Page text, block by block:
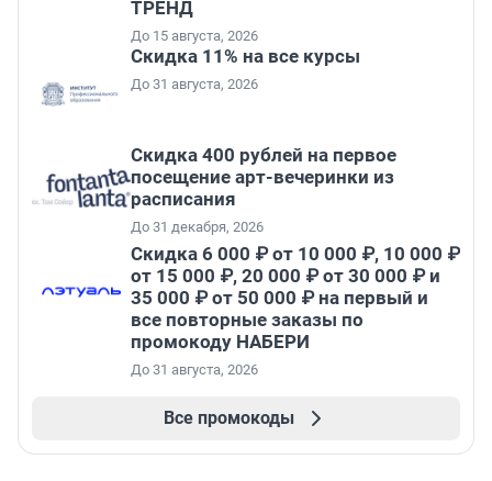
ТРЕНД
До 15 августа, 2026
Скидка 11% на все курсы
До 31 августа, 2026
Cкидка 400 рублей на первое
посещение арт-вечеринки из
расписания
До 31 декабря, 2026
Скидка 6 000 ₽ от 10 000 ₽, 10 000 ₽
от 15 000 ₽, 20 000 ₽ от 30 000 ₽ и
35 000 ₽ от 50 000 ₽ на первый и
все повторные заказы по
промокоду НАБЕРИ
До 31 августа, 2026
Все промокоды